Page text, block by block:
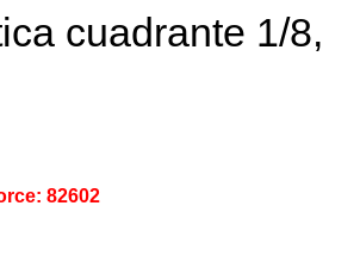
cuadrante 1/8,
82602